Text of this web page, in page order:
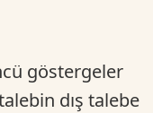
göstergeler
dış talebe